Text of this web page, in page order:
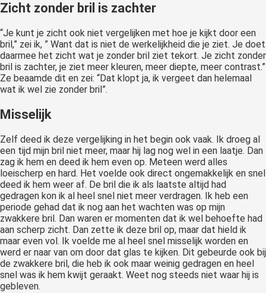
Zicht zonder bril is zachter
“Je kunt je zicht ook niet vergelijken met hoe je kijkt door een
bril,” zei ik, ” Want dat is niet de werkelijkheid die je ziet. Je doet
daarmee het zicht wat je zonder bril ziet tekort. Je zicht zonder
bril is zachter, je ziet meer kleuren, meer diepte, meer contrast.”
Ze beaamde dit en zei: “Dat klopt ja, ik vergeet dan helemaal
wat ik wel zie zonder bril”.
Misselijk
Zelf deed ik deze vergelijking in het begin ook vaak. Ik droeg al
een tijd mijn bril niet meer, maar hij lag nog wel in een laatje. Dan
zag ik hem en deed ik hem even op. Meteen werd alles
loeischerp en hard. Het voelde ook direct ongemakkelijk en snel
deed ik hem weer af. De bril die ik als laatste altijd had
gedragen kon ik al heel snel niet meer verdragen. Ik heb een
periode gehad dat ik nog aan het wachten was op mijn
zwakkere bril. Dan waren er momenten dat ik wel behoefte had
aan scherp zicht. Dan zette ik deze bril op, maar dat hield ik
maar even vol. Ik voelde me al heel snel misselijk worden en
werd er naar van om door dat glas te kijken. Dit gebeurde ook bij
de zwakkere bril, die heb ik ook maar weinig gedragen en heel
snel was ik hem kwijt geraakt. Weet nog steeds niet waar hij is
gebleven.